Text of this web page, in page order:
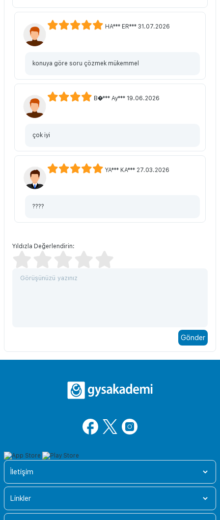
HA*** ER*** 31.07.2026
konuya göre soru çözmek mükemmel
B�*** Ay*** 19.06.2026
çok iyi
YA*** KA*** 27.03.2026
????
Yıldızla Değerlendirin:
İletişim
Linkler